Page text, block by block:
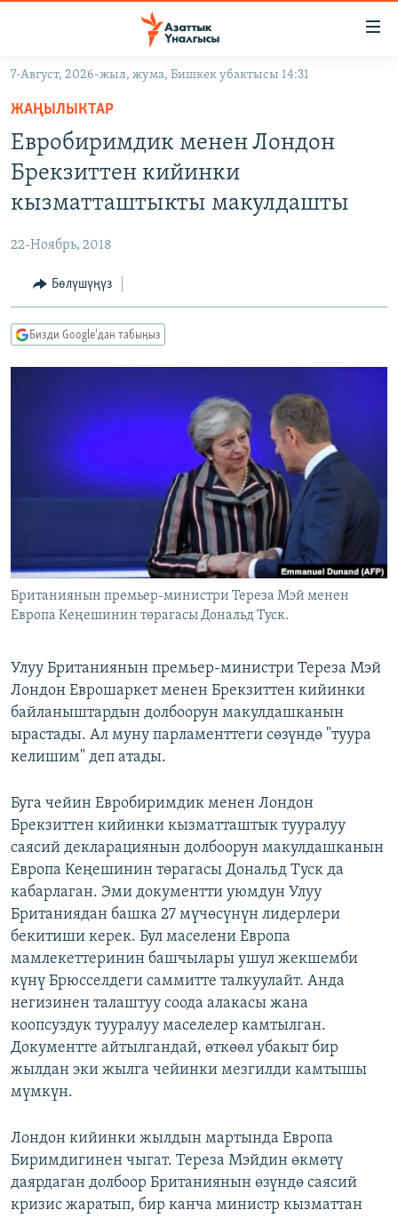
Навигацияга
өтүңүз
Издөөгө
салыңыз
КЫРГЫЗСТАН
КЫРГЫЗСТАН
МАДАНИЯТ
ДҮЙНӨ
УКРАИНА
ТВ ПРОГРАММАЛАР
БҮГҮН АЗАТТЫКТА
ЭЖЕ-СИҢДИЛЕР
ЫҢГАЙСЫЗ СУРООЛОР
ПОДКАСТ
Русский
ЭЕ/АРнун бардык сайттары
7-Август, 2026-жыл, жума, Бишкек убактысы 14:31
ЖАҢЫЛЫКТАР
Евробиримдик менен Лондон
Брекзиттен кийинки
кызматташтыкты макулдашты
22-Ноябрь, 2018
Бөлүшүңүз
Бизди Google'дан табыңыз
Британиянын премьер-министри Тереза Мэй менен
Европа Кеңешинин төрагасы Дональд Туск.
Улуу Британиянын премьер-министри Тереза Мэй
Лондон Еврошаркет менен Брекзиттен кийинки
байланыштардын долбоорун макулдашканын
ырастады. Ал муну парламенттеги сөзүндө "туура
келишим" деп атады.
Буга чейин Евробиримдик менен Лондон
Брекзиттен кийинки кызматташтык тууралуу
саясий декларациянын долбоорун макулдашканын
Европа Кеңешинин төрагасы Дональд Туск да
кабарлаган. Эми документти уюмдун Улуу
Британиядан башка 27 мүчөсүнүн лидерлери
бекитиши керек. Бул маселени Европа
мамлекеттеринин башчылары ушул жекшемби
күнү Брюсселдеги саммитте талкуулайт. Анда
негизинен талаштуу соода алакасы жана
коопсуздук тууралуу маселелер камтылган.
Документте айтылгандай, өткөөл убакыт бир
жылдан эки жылга чейинки мезгилди камтышы
мүмкүн.
Лондон кийинки жылдын мартында Европа
Биримдигинен чыгат. Тереза Мэйдин өкмөтү
даярдаган долбоор Британиянын өзүндө саясий
кризис жаратып, бир канча министр кызматтан